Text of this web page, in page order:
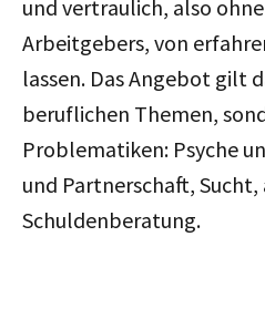
und vertraulich, also
Arbeitgebers, von
lassen. Das Angebot gilt
beruflichen Themen,
Problematiken: Psyche
und Partnerschaft, Sucht,
Schuldenberatung.